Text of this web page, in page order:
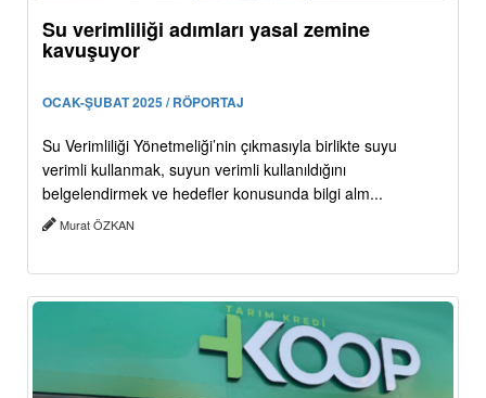
Su verimliliği adımları yasal zemine
kavuşuyor
OCAK-ŞUBAT 2025 / RÖPORTAJ
Su Verimliliği Yönetmeliği’nin çıkmasıyla birlikte suyu
verimli kullanmak, suyun verimli kullanıldığını
belgelendirmek ve hedefler konusunda bilgi alm...
Murat ÖZKAN